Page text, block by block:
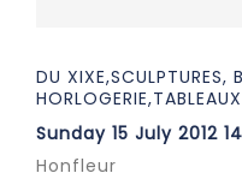
DU XIXE,SCULPTURES,
Sunday 15 July 2012
Honfleur